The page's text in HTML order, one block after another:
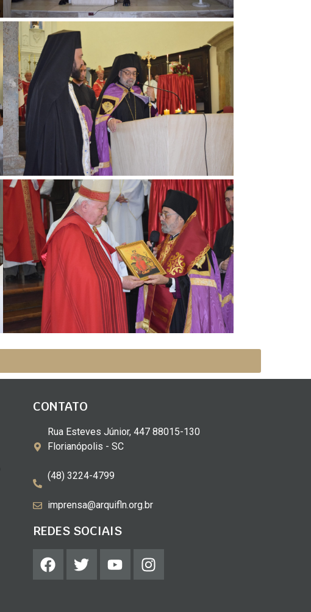
CONTATO
Rua Esteves Júnior, 447 88015-130
Florianópolis - SC
(48) 3224-4799
imprensa@arquifln.org.br
REDES SOCIAIS